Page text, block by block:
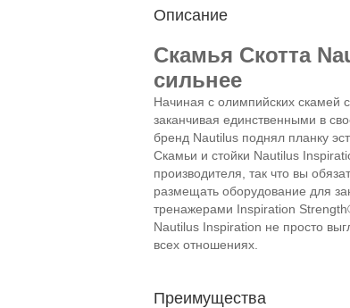
Описание
Скамья Скотта
сильнее
Начиная с олимпийских скамей
заканчивая единственными в
бренд Nautilus поднял планку
Скамьи и стойки Nautilus
производителя, так что вы
размещать оборудование для
тренажерами Inspiration
Nautilus Inspiration не просто
всех отношениях.
Преимущества